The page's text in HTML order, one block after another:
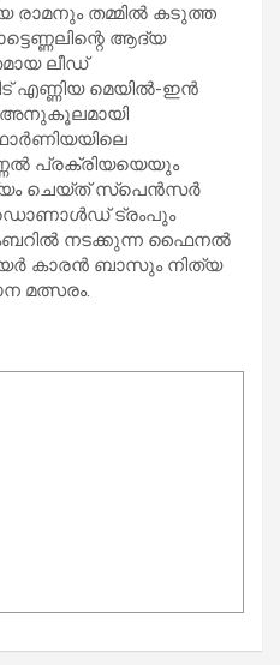
രാമനും തമ്മിൽ കടുത്ത
ആദ്യ
ലീഡ്
എണ്ണിയ മെയിൽ-ഇൻ
അനുകൂലമായി
പ്രക്രിയയെയും
ചെയ്ത് സ്പെൻസർ
ഡൊണാൾഡ് ട്രംപും
നടക്കുന്ന ഫൈനൽ
കാരൻ ബാസും നിത്യ
മത്സരം.